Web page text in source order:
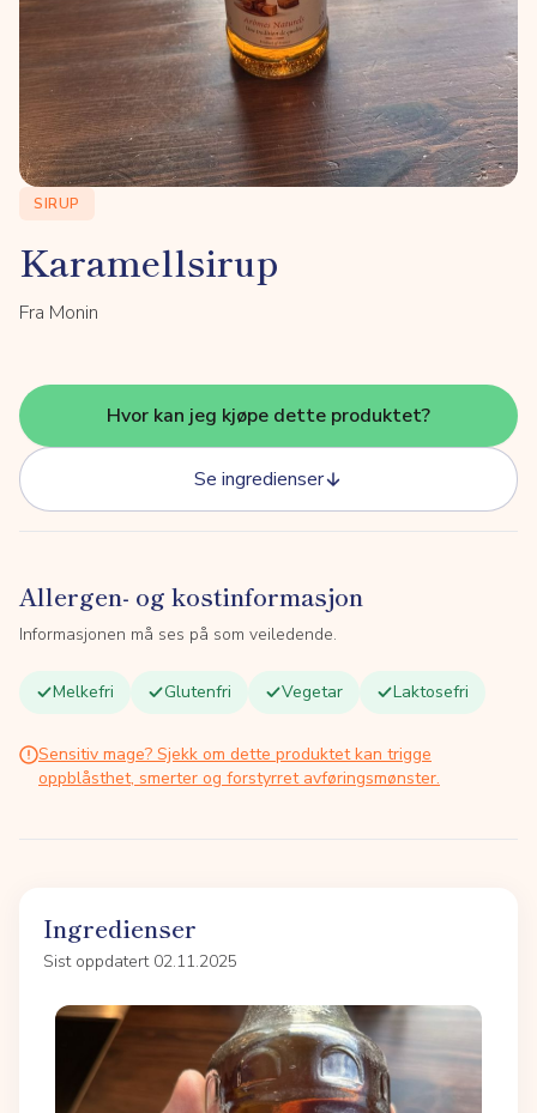
SIRUP
Karamellsirup
Fra Monin
Hvor kan jeg kjøpe dette produktet?
Se ingredienser
Allergen- og kostinformasjon
Informasjonen må ses på som veiledende.
Melkefri Glutenfri Vegetar Laktosefri
Sensitiv mage? Sjekk om dette produktet kan trigge
oppblåsthet, smerter og forstyrret avføringsmønster.
Ingredienser
Sist oppdatert 02.11.2025